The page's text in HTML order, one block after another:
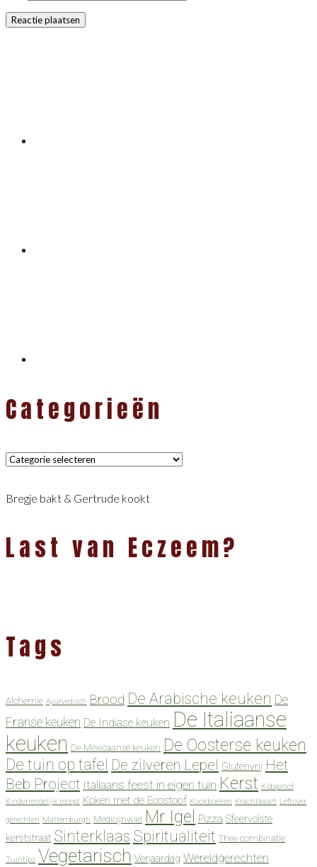
Categorieën
Categorieën
Bregje bakt & Gertrude kookt
Last van Eczeem?
Tags
Alchemie Ayurvedisch Brood De Arabische keuken De
Franse keuken De Indiase keuken De Italiaanse
keuken De Mexicaanse keuken De Oosterse keuken
De tuin op tafel De zilveren Lepel Glutenvrij Het
Beb Project Italiaans feest in eigen tuin Kerst Kidsproof
Kindvriendelijk recept Koken met de Ecostoof Kookboeken Krachtkaart Leftover
gerechten Mattemburgh Medicijnwiel Mr Igel Pizza Sfeervolste
kerststraat Sinterklaas Spiritualiteit Thee combinatie
Tuintips Vegetarisch Verjaardag Wereldgerechten